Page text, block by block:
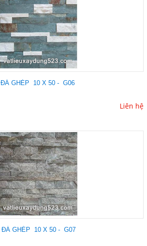
ĐÁ GHÉP 10 X 50 - G06
Liên hệ
ĐÁ GHÉP 10 X 50 - G07